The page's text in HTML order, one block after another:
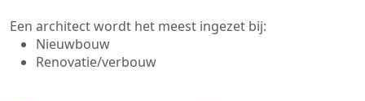
Een architect wordt het meest ingezet bij:
Nieuwbouw
Renovatie/verbouw